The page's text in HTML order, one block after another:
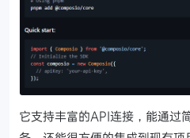
它支持丰富的API连接，能通过